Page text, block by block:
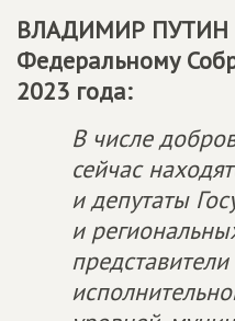
ВЛАДИМИР ПУТИН
Федеральному
2023 года:
В числе
сейчас
и депутаты
и